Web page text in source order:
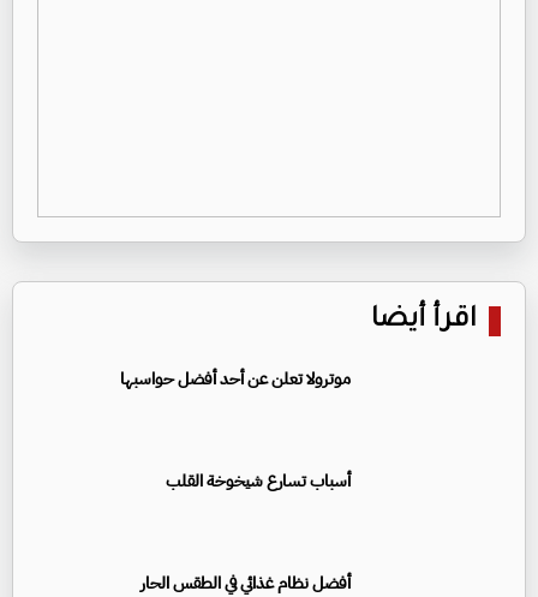
اقرأ أيضا
موترولا تعلن عن أحد أفضل حواسبها
أسباب تسارع شيخوخة القلب
أفضل نظام غذائي في الطقس الحار